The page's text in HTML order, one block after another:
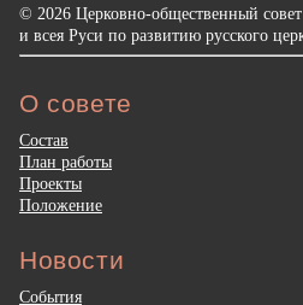
© 2026 Церковно-общественный
и всея Руси по развитию русского
О совете
Состав
План работы
Проекты
Положение
Новости
События